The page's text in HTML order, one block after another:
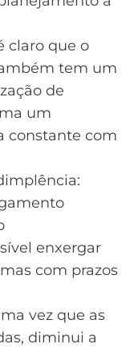
claro que o
tem um
de
um
constante com
enxergar
com prazos
vez que as
diminui a